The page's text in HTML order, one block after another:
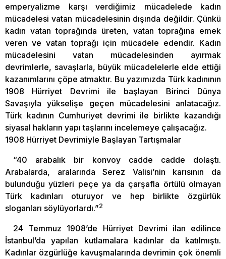
emperyalizme karşı verdiğimiz mücadelede kadın
mücadelesi vatan mücadelesinin dışında değildir. Çünkü
kadın vatan toprağında üreten, vatan toprağına emek
veren ve vatan toprağı için mücadele edendir. Kadın
mücadelesini vatan mücadelesinden ayırmak
devrimlerle, savaşlarla, büyük mücadelelerle elde ettiği
kazanımlarını çöpe atmaktır. Bu yazımızda Türk kadınının
1908 Hürriyet Devrimi ile başlayan Birinci Dünya
Savaşıyla yükselişe geçen mücadelesini anlatacağız.
Türk kadının Cumhuriyet devrimi ile birlikte kazandığı
siyasal hakların yapı taşlarını incelemeye çalışacağız.
1908 Hürriyet Devrimiyle Başlayan Tartışmalar
“40 arabalık bir konvoy cadde cadde dolaştı.
Arabalarda, aralarında Serez Valisi’nin karısının da
bulunduğu yüzleri peçe ya da çarşafla örtülü olmayan
Türk kadınları oturuyor ve hep birlikte özgürlük
sloganları söylüyorlardı.”2
24 Temmuz 1908’de Hürriyet Devrimi ilan edilince
İstanbul’da yapılan kutlamalara kadınlar da katılmıştı.
Kadınlar özgürlüğe kavuşmalarında devrimin çok önemli